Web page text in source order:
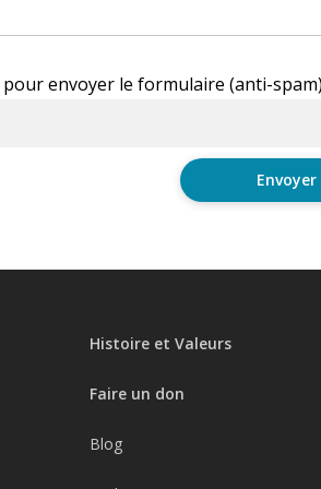
pour envoyer le formulaire (anti-
Histoire et Valeurs
Faire un don
Blog